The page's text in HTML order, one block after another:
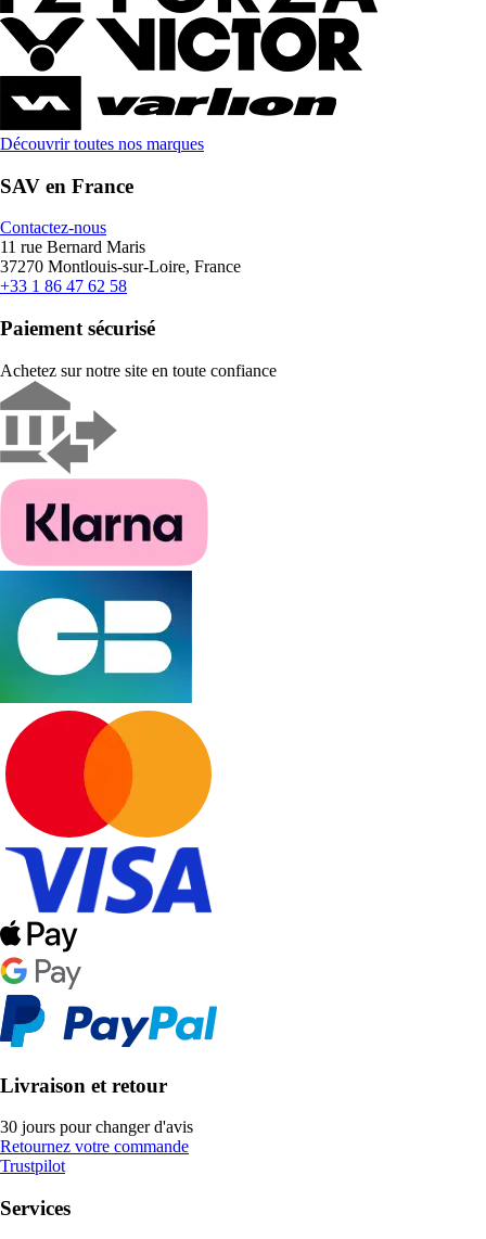
Découvrir toutes nos marques
SAV en France
Contactez-nous
11 rue Bernard Maris
37270 Montlouis-sur-Loire, France
+33 1 86 47 62 58
Paiement sécurisé
Achetez sur notre site en toute confiance
Livraison et retour
30 jours pour changer d'avis
Retournez votre commande
Trustpilot
Services